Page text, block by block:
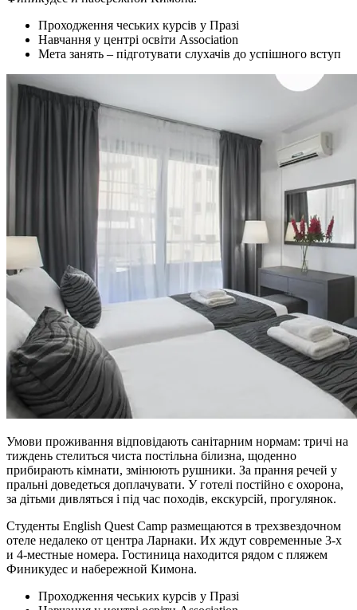
Проходження чеських курсів у Празі
Навчання у центрі освіти Association
Мета занять – підготувати слухачів до успішного вступ
Умови проживання відповідають санітарним нормам: тричі на
тиждень стелиться чиста постільна білизна, щоденно
прибирають кімнати, змінюють рушники. За прання речей у
пральні доведеться доплачувати. У готелі постійно є охорона,
за дітьми дивляться і під час походів, екскурсій, прогулянок.
Студенты English Quest Camp размещаются в трехзвездочном
отеле недалеко от центра Ларнаки. Их ждут современные 3-х
и 4-местные номера. Гостиница находится рядом с пляжем
Финикудес и набережной Кимона.
Проходження чеських курсів у Празі